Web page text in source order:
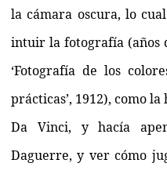
la cámara oscura, lo
intuir la fotografía (años
‘Fotografía de los
prácticas’, 1912), como
Da Vinci, y hacía
Daguerre, y ver cómo